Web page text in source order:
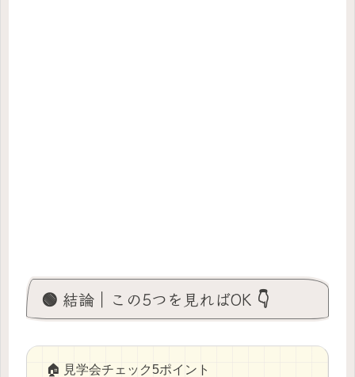
🟢 結論｜この5つを見ればOK 👇
🏠 見学会チェック5ポイント